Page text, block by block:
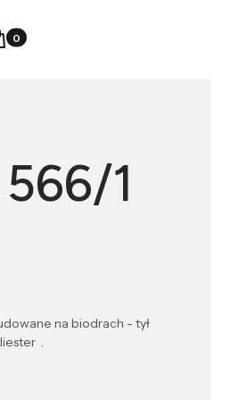
w koszyku: 0. Zobacz
1
na biodrach - tył
.